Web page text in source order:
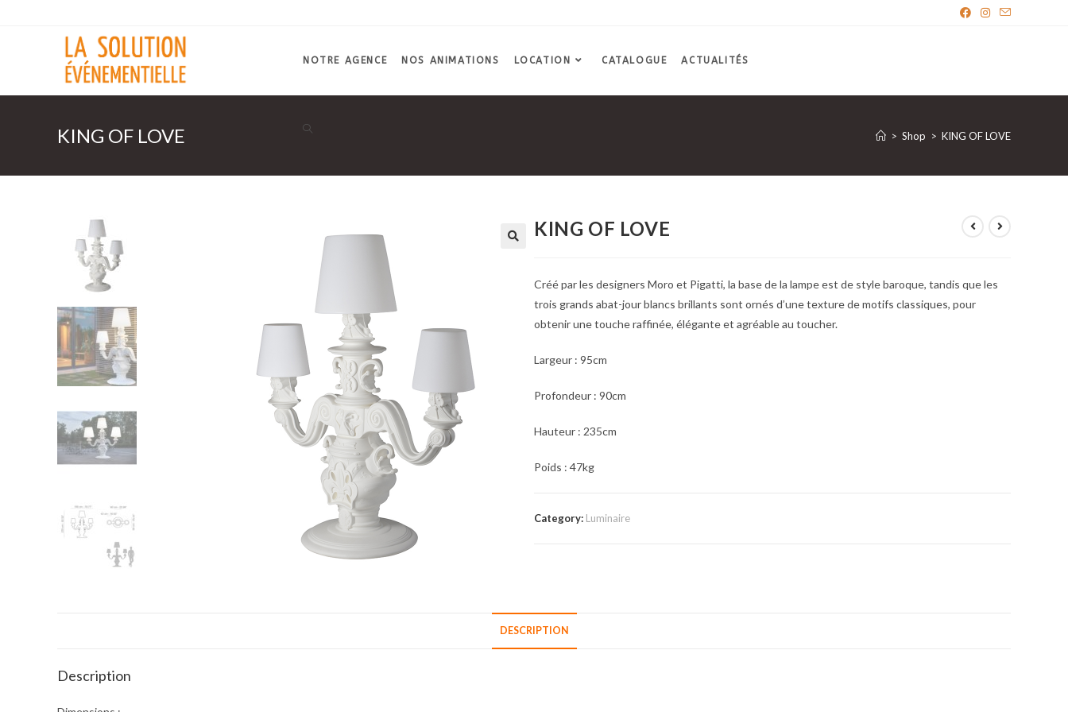
NOTRE AGENCE NOS ANIMATIONS LOCATION CATALOGUE ACTUALITÉS
KING OF LOVE > Shop > KING OF LOVE
KING OF LOVE
Créé par les designers Moro et Pigatti, la base de la lampe est de style baroque, tandis que les
trois grands abat-jour blancs brillants sont ornés d’une texture de motifs classiques, pour
obtenir une touche raffinée, élégante et agréable au toucher.
Largeur : 95cm
Profondeur : 90cm
Hauteur : 235cm
Poids : 47kg
Category: Luminaire
DESCRIPTION
Description